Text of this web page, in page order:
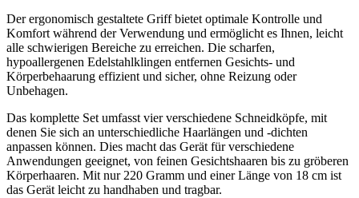
Der ergonomisch gestaltete Griff bietet optimale Kontrolle und
Komfort während der Verwendung und ermöglicht es Ihnen, leicht
alle schwierigen Bereiche zu erreichen. Die scharfen,
hypoallergenen Edelstahlklingen entfernen Gesichts- und
Körperbehaarung effizient und sicher, ohne Reizung oder
Unbehagen.
Das komplette Set umfasst vier verschiedene Schneidköpfe, mit
denen Sie sich an unterschiedliche Haarlängen und -dichten
anpassen können. Dies macht das Gerät für verschiedene
Anwendungen geeignet, von feinen Gesichtshaaren bis zu gröberen
Körperhaaren. Mit nur 220 Gramm und einer Länge von 18 cm ist
das Gerät leicht zu handhaben und tragbar.